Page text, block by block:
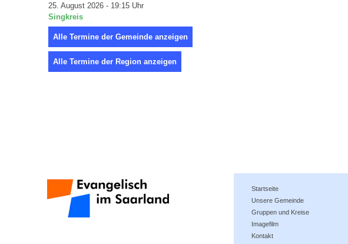
25. August 2026 - 19:15 Uhr
Singkreis
Alle Termine der Gemeinde anzeigen
Alle Termine der Region anzeigen
Startseite
Unsere Gemeinde
Gruppen und Kreise
Imagefilm
Kontakt